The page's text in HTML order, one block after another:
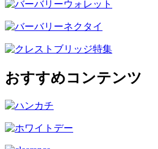
おすすめコンテンツ